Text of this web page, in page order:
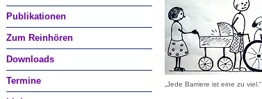
Publikationen
Zum Reinhören
Downloads
Termine „Jede Barriere ist eine zu viel.“